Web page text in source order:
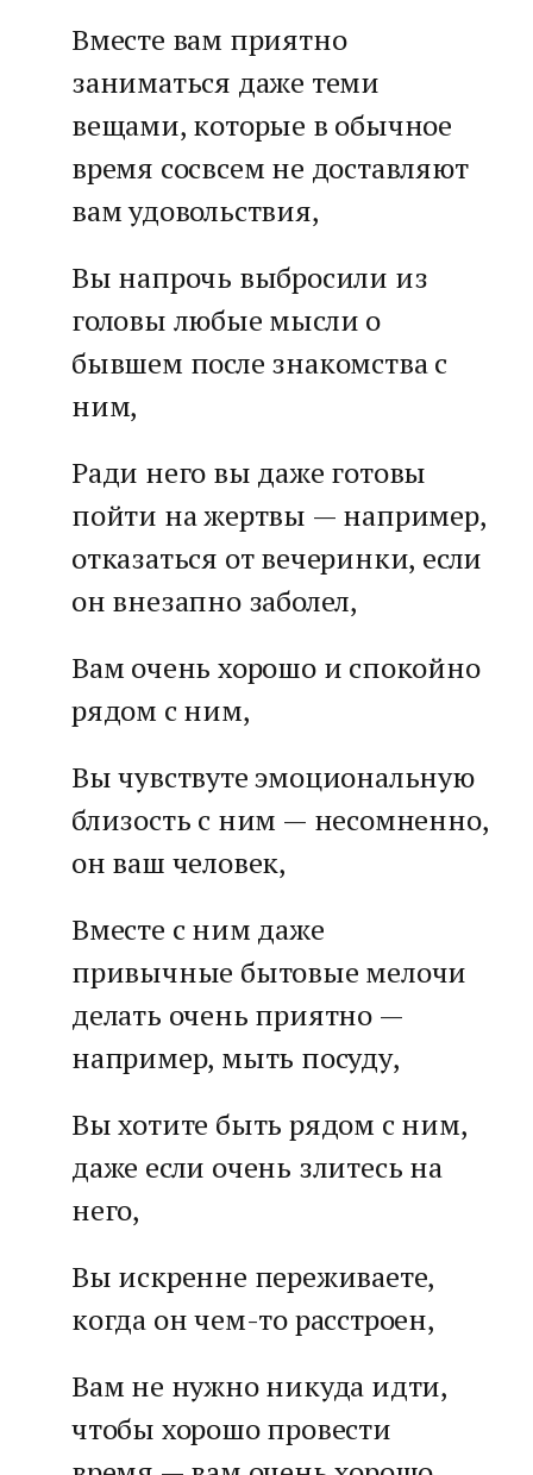
Вместе вам приятно
заниматься даже теми
вещами, которые в обычное
время сосвсем не доставляют
вам удовольствия,
Вы напрочь выбросили из
головы любые мысли о
бывшем после знакомства с
ним,
Ради него вы даже готовы
пойти на жертвы — например,
отказаться от вечеринки, если
он внезапно заболел,
Вам очень хорошо и спокойно
рядом с ним,
Вы чувствуте эмоциональную
близость с ним — несомненно,
он ваш человек,
Вместе с ним даже
привычные бытовые мелочи
делать очень приятно —
например, мыть посуду,
Вы хотите быть рядом с ним,
даже если очень злитесь на
него,
Вы искренне переживаете,
когда он чем-то расстроен,
Вам не нужно никуда идти,
чтобы хорошо провести